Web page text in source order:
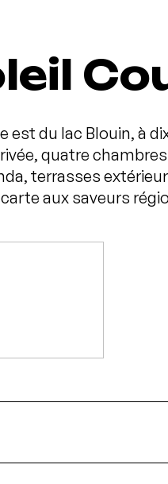
est du lac Blouin, à
quatre
terrasses
aux saveurs